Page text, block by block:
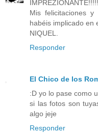
Mis felicitaciones
habéis implicado en
NIQUEL.
Responder
El Chico de los
:D yo lo pase como
si las fotos son
algo jeje
Responder